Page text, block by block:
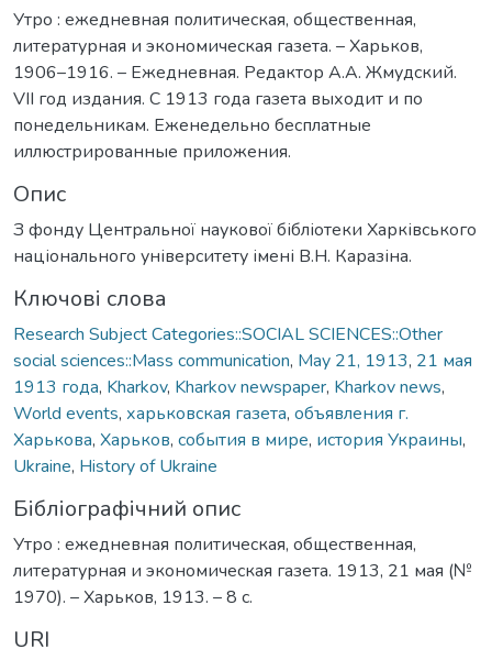
Утро : ежедневная политическая, общественная,
литературная и экономическая газета. – Харьков,
1906–1916. – Ежедневная. Редактор А.А. Жмудский.
VII год издания. С 1913 года газета выходит и по
понедельникам. Еженедельно бесплатные
иллюстрированные приложения.
Опис
З фонду Центральної наукової бібліотеки Харківського
національного університету імені В.Н. Каразіна.
Ключові слова
Research Subject Categories::SOCIAL SCIENCES::Other
social sciences::Mass communication, May 21, 1913, 21 мая
1913 года, Kharkov, Kharkov newspaper, Kharkov news,
World events, харьковская газета, объявления г.
Харькова, Харьков, события в мире, история Украины,
Ukraine, History of Ukraine
Бібліографічний опис
Утро : ежедневная политическая, общественная,
литературная и экономическая газета. 1913, 21 мая (№
1970). – Харьков, 1913. – 8 с.
URI